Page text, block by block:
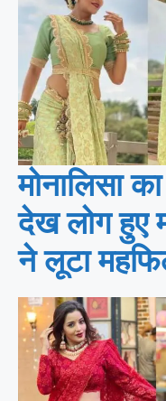
मोनालिसा
देख लोग हुए
ने लूटा